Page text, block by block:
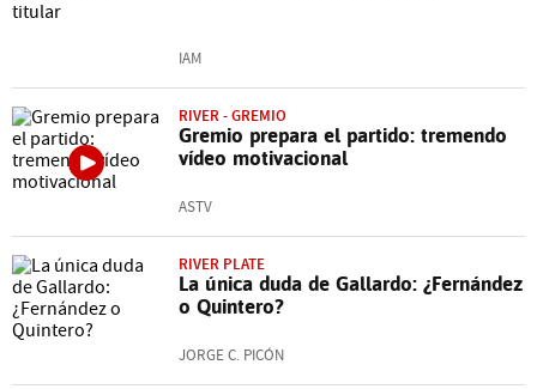
IAM
RIVER - GREMIO
Gremio prepara el partido: tremendo
vídeo motivacional
ASTV
RIVER PLATE
La única duda de Gallardo: ¿Fernández
o Quintero?
JORGE C. PICÓN